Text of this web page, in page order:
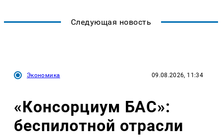
Следующая новость
Экономика 09.08.2026, 11:34
«Консорциум БАС»:
беспилотной отрасли